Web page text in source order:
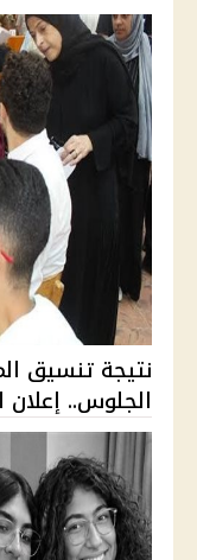
الجلوس.. إعلان